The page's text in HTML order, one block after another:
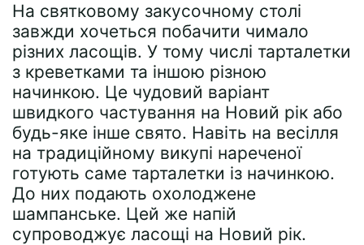
На святковому закусочному столі
завжди хочеться побачити чимало
різних ласощів. У тому числі тарталетки
з креветками та іншою різною
начинкою. Це чудовий варіант
швидкого частування на Новий рік або
будь-яке інше свято. Навіть на весілля
на традиційному викупі нареченої
готують саме тарталетки із начинкою.
До них подають охолоджене
шампанське. Цей же напій
супроводжує ласощі на Новий рік.